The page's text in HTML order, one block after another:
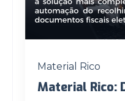
Material Rico
Material Rico: